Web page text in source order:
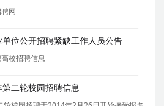
网
位公开招聘紧缺工作人员公告
校招聘信息
二轮校园招聘信息